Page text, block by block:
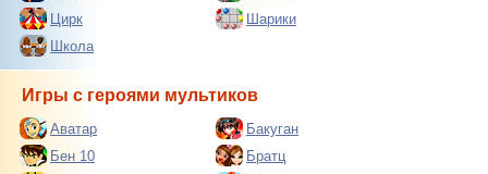
Цирк
Шарики
Школа
Игры с героями мультиков
Аватар
Бакуган
Бен 10
Братц